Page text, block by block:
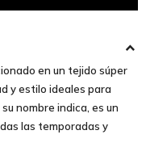
en un tejido súper
y estilo ideales para
nombre indica, es un
las temporadas y